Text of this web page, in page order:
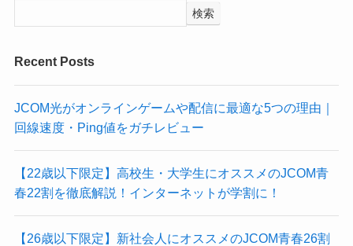
検索
Recent Posts
JCOM光がオンラインゲームや配信に最適な5つの理由｜
回線速度・Ping値をガチレビュー
【22歳以下限定】高校生・大学生にオススメのJCOM青
春22割を徹底解説！インターネットが学割に！
【26歳以下限定】新社会人にオススメのJCOM青春26割